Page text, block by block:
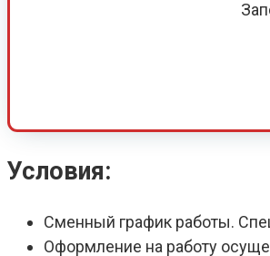
Условия:
Сменный график работы.
Оформление на работу